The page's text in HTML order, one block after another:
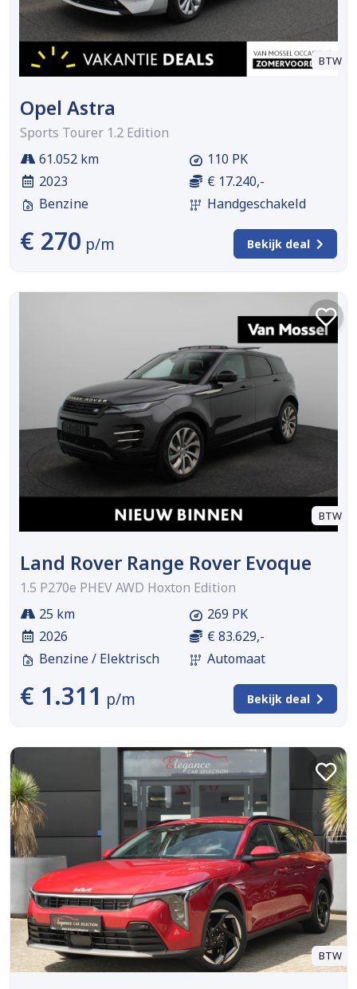
BTW
Opel Astra
Sports Tourer 1.2 Edition
61.052 km
2023
Benzine
110 PK
€ 17.240,-
Handgeschakeld
€ 270 p/m Bekijk deal
BTW
Land Rover Range Rover Evoque
1.5 P270e PHEV AWD Hoxton Edition
25 km
2026
Benzine / Elektrisch
269 PK
€ 83.629,-
Automaat
€ 1.311 p/m Bekijk deal
BTW